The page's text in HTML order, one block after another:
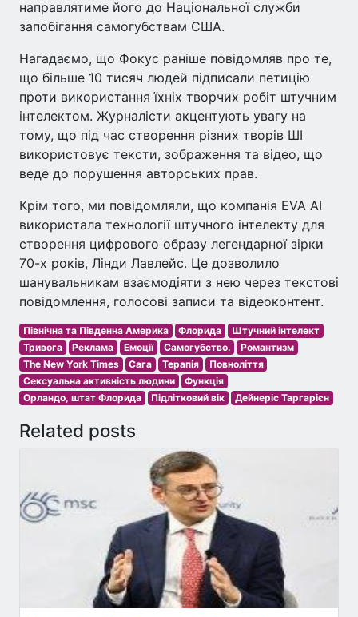
направлятиме його до Національної служби
запобігання самогубствам США.
Нагадаємо, що Фокус раніше повідомляв про те,
що більше 10 тисяч людей підписали петицію
проти використання їхніх творчих робіт штучним
інтелектом. Журналісти акцентують увагу на
тому, що під час створення різних творів ШІ
використовує тексти, зображення та відео, що
веде до порушення авторських прав.
Крім того, ми повідомляли, що компанія EVA AI
використала технології штучного інтелекту для
створення цифрового образу легендарної зірки
70-х років, Лінди Лавлейс. Це дозволило
шанувальникам взаємодіяти з нею через текстові
повідомлення, голосові записи та відеоконтент.
Північна та Південна Америка Флорида
Штучний інтелект
Тривога
Реклама Емоції Самогубство.
Романтизм
The New York Times
Сага Терапія
Повноліття
Сексуальна активність людини
Функція
Орландо, штат Флорида
Підлітковий вік Дейнеріс Таргарієн
Related posts